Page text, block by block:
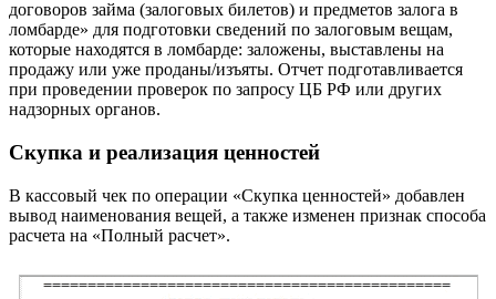
договоров займа (залоговых билетов) и предметов залога в
ломбарде» для подготовки сведений по залоговым вещам,
которые находятся в ломбарде: заложены, выставлены на
продажу или уже проданы/изъяты. Отчет подготавливается
при проведении проверок по запросу ЦБ РФ или других
надзорных органов.
Скупка и реализация ценностей
В кассовый чек по операции «Скупка ценностей» добавлен
вывод наименования вещей, а также изменен признак способа
расчета на «Полный расчет».